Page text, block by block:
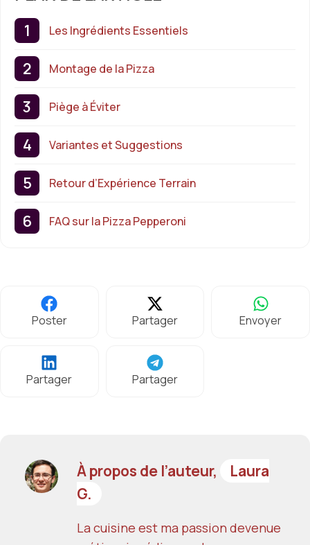
Les Ingrédients Essentiels
Montage de la Pizza
Piège à Éviter
Variantes et Suggestions
Retour d’Expérience Terrain
FAQ sur la Pizza Pepperoni
Poster Partager Envoyer
Partager Partager
À propos de l’auteur,
Laura
G.
La cuisine est ma passion devenue